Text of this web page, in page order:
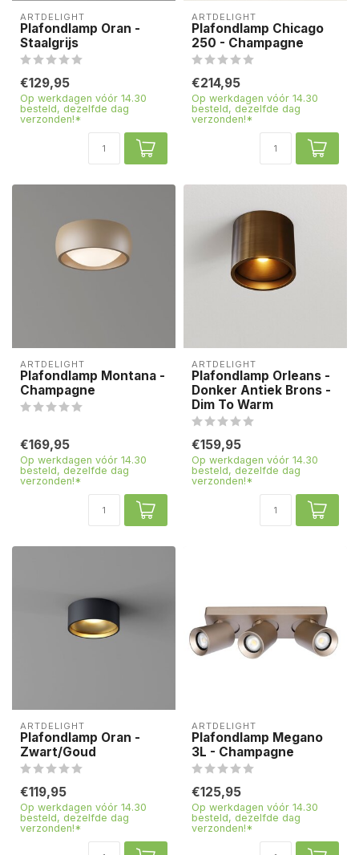
ARTDELIGHT
Plafondlamp Oran -
Staalgrijs
€129,95
Op werkdagen vóór 14.30
besteld, dezelfde dag
verzonden!*
ARTDELIGHT
Plafondlamp Chicago
250 - Champagne
€214,95
Op werkdagen vóór 14.30
besteld, dezelfde dag
verzonden!*
ARTDELIGHT
Plafondlamp Montana -
Champagne
€169,95
Op werkdagen vóór 14.30
besteld, dezelfde dag
verzonden!*
ARTDELIGHT
Plafondlamp Orleans -
Donker Antiek Brons -
Dim To Warm
€159,95
Op werkdagen vóór 14.30
besteld, dezelfde dag
verzonden!*
ARTDELIGHT
Plafondlamp Oran -
Zwart/Goud
€119,95
Op werkdagen vóór 14.30
besteld, dezelfde dag
verzonden!*
ARTDELIGHT
Plafondlamp Megano
3L - Champagne
€125,95
Op werkdagen vóór 14.30
besteld, dezelfde dag
verzonden!*